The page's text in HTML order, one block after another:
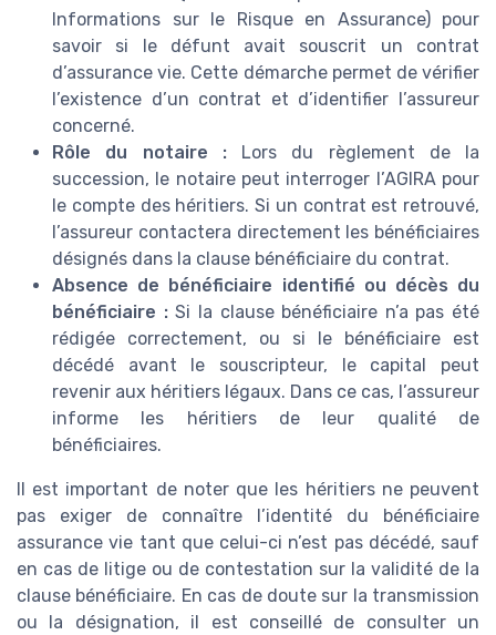
Informations sur le Risque en Assurance) pour
savoir si le défunt avait souscrit un contrat
d’assurance vie. Cette démarche permet de vérifier
l’existence d’un contrat et d’identifier l’assureur
concerné.
Rôle du notaire :Lors du règlement de la
succession, le notaire peut interroger l’AGIRA pour
le compte des héritiers. Si un contrat est retrouvé,
l’assureur contactera directement les bénéficiaires
désignés dans la clause bénéficiaire du contrat.
Absence de bénéficiaire identifié ou décès du
bénéficiaire :Si la clause bénéficiaire n’a pas été
rédigée correctement, ou si le bénéficiaire est
décédé avant le souscripteur, le capital peut
revenir aux héritiers légaux. Dans ce cas, l’assureur
informe les héritiers de leur qualité de
bénéficiaires.
Il est important de noter que les héritiers ne peuvent
pas exiger de connaître l’identité du bénéficiaire
assurance vie tant que celui-ci n’est pas décédé, sauf
en cas de litige ou de contestation sur la validité de la
clause bénéficiaire. En cas de doute sur la transmission
ou la désignation, il est conseillé de consulter un